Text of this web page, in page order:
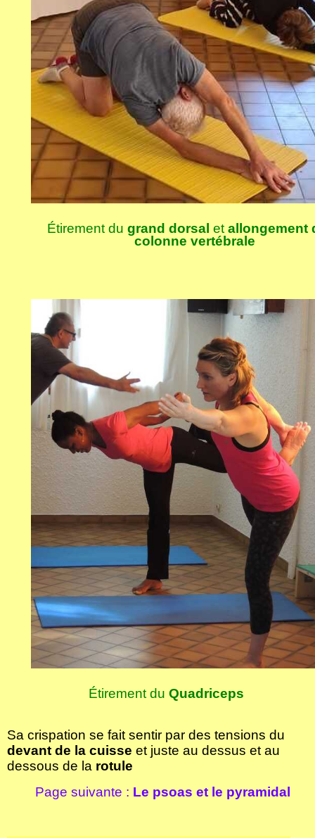
Étirement dugrand dorsal etallongement
colonne vertébrale
Étirement duQuadriceps
Sa crispation se fait sentir par des tensions du
devant de la cuisse et juste au dessus et au
dessous de la rotule
Page suivante : Le psoas et le pyramidal